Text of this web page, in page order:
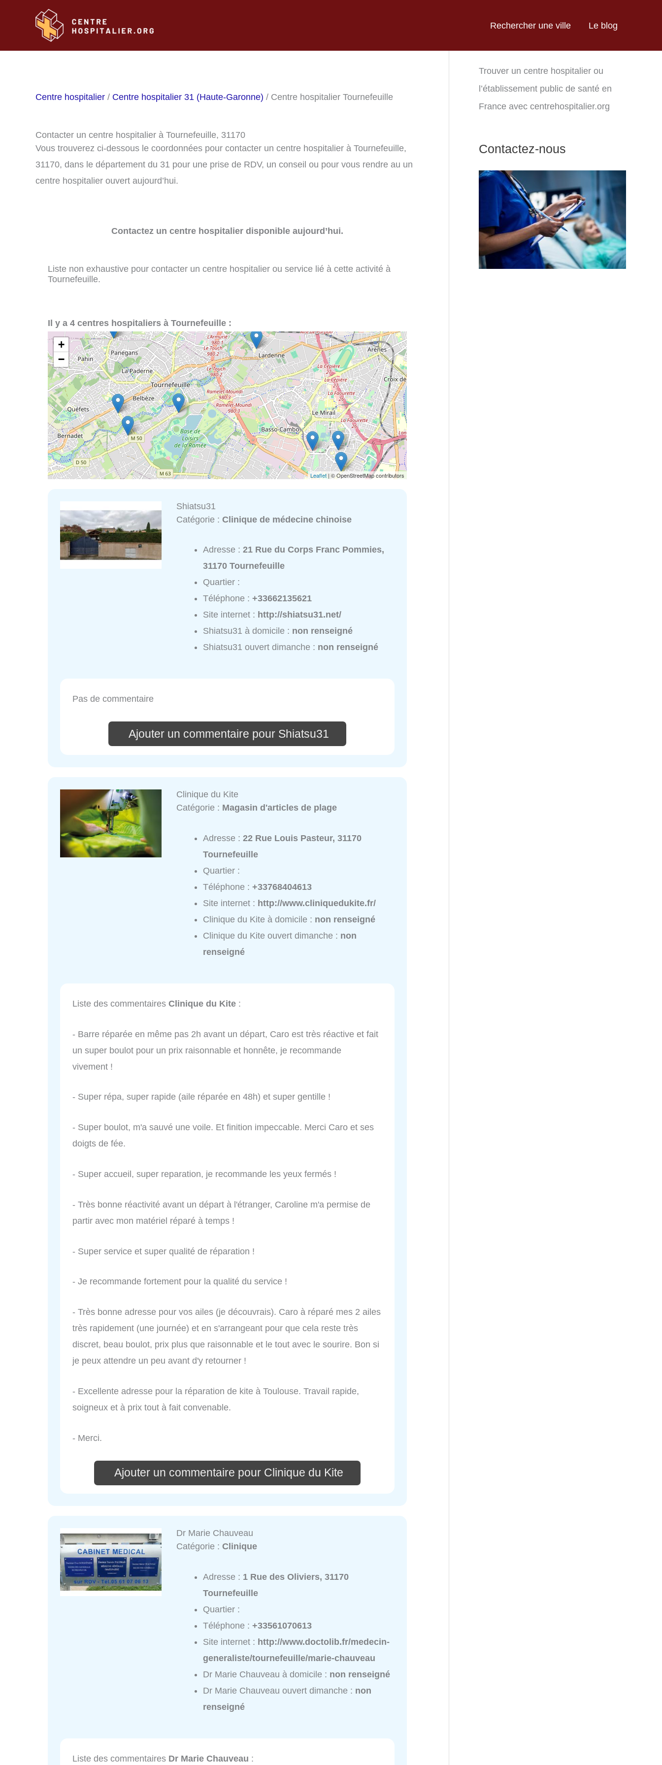
Rechercher une ville Le blog
Centre hospitalier / Centre hospitalier 31 (Haute-Garonne) / Centre hospitalier Tournefeuille
Contacter un centre hospitalier à Tournefeuille, 31170
Vous trouverez ci-dessous le coordonnées pour contacter un centre hospitalier à Tournefeuille,
31170, dans le département du 31 pour une prise de RDV, un conseil ou pour vous rendre au un
centre hospitalier ouvert aujourd’hui.
Contactez un centre hospitalier disponible aujourd’hui.
Liste non exhaustive pour contacter un centre hospitalier ou service lié à cette activité à
Tournefeuille.
Il y a 4 centres hospitaliers à Tournefeuille :
+
−
Leaflet | © OpenStreetMap contributors
Shiatsu31
Catégorie :Clinique de médecine chinoise
Adresse :21 Rue du Corps Franc Pommies,
31170 Tournefeuille
Quartier :
Téléphone :+33662135621
Site internet : http://shiatsu31.net/
Shiatsu31 à domicile : non renseigné
Shiatsu31 ouvert dimanche : non renseigné
Pas de commentaire
Ajouter un commentaire pour Shiatsu31
Clinique du Kite
Catégorie : Magasin d'articles de plage
Adresse :22 Rue Louis Pasteur, 31170
Tournefeuille
Quartier :
Téléphone :+33768404613
Site internet : http://www.cliniquedukite.fr/
Clinique du Kite à domicile : non renseigné
Clinique du Kite ouvert dimanche : non
renseigné
Liste des commentaires Clinique du Kite :
- Barre réparée en même pas 2h avant un départ, Caro est très réactive et fait
un super boulot pour un prix raisonnable et honnête, je recommande
vivement !
- Super répa, super rapide (aile réparée en 48h) et super gentille !
- Super boulot, m'a sauvé une voile. Et finition impeccable. Merci Caro et ses
doigts de fée.
- Super accueil, super reparation, je recommande les yeux fermés !
- Très bonne réactivité avant un départ à l'étranger, Caroline m'a permise de
partir avec mon matériel réparé à temps !
- Super service et super qualité de réparation !
- Je recommande fortement pour la qualité du service !
- Très bonne adresse pour vos ailes (je découvrais). Caro à réparé mes 2 ailes
très rapidement (une journée) et en s'arrangeant pour que cela reste très
discret, beau boulot, prix plus que raisonnable et le tout avec le sourire. Bon si
je peux attendre un peu avant d'y retourner !
- Excellente adresse pour la réparation de kite à Toulouse. Travail rapide,
soigneux et à prix tout à fait convenable.
- Merci.
Ajouter un commentaire pour Clinique du Kite
Dr Marie Chauveau
Catégorie :Clinique
Adresse : 1 Rue des Oliviers, 31170
Tournefeuille
Quartier :
Téléphone :+33561070613
Site internet : http://www.doctolib.fr/medecin-
generaliste/tournefeuille/marie-chauveau
Dr Marie Chauveau à domicile : non renseigné
Dr Marie Chauveau ouvert dimanche : non
renseigné
Liste des commentaires Dr Marie Chauveau :
Trouver un centre hospitalier ou
l’établissement public de santé en
France avec centrehospitalier.org
Contactez-nous